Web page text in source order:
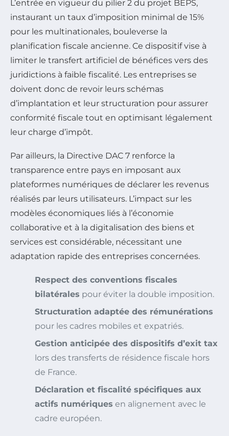
L’entrée en vigueur du pilier 2 du projet BEPS,
instaurant un taux d’imposition minimal de 15%
pour les multinationales, bouleverse la
planification fiscale ancienne. Ce dispositif vise à
limiter le transfert artificiel de bénéfices vers des
juridictions à faible fiscalité. Les entreprises se
doivent donc de revoir leurs schémas
d’implantation et leur structuration pour assurer
conformité fiscale tout en optimisant légalement
leur charge d’impôt.
Par ailleurs, la Directive DAC 7 renforce la
transparence entre pays en imposant aux
plateformes numériques de déclarer les revenus
réalisés par leurs utilisateurs. L’impact sur les
modèles économiques liés à l’économie
collaborative et à la digitalisation des biens et
services est considérable, nécessitant une
adaptation rapide des entreprises concernées.
Respect des conventions fiscales
bilatérales pour éviter la double imposition.
Structuration adaptée des rémunérations
pour les cadres mobiles et expatriés.
Gestion anticipée des dispositifs d’exit tax
lors des transferts de résidence fiscale hors
de France.
Déclaration et fiscalité spécifiques aux
actifs numériques en alignement avec le
cadre européen.